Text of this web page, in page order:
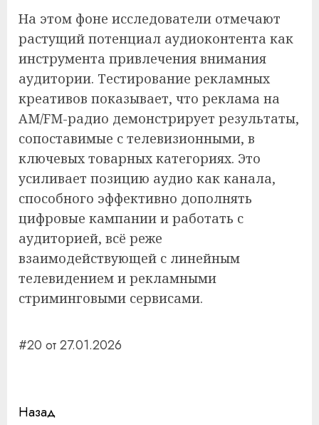
На этом фоне исследователи отмечают
растущий потенциал аудиоконтента как
инструмента привлечения внимания
аудитории. Тестирование рекламных
креативов показывает, что реклама на
AM/FM-радио демонстрирует результаты,
сопоставимые с телевизионными, в
ключевых товарных категориях. Это
усиливает позицию аудио как канала,
способного эффективно дополнять
цифровые кампании и работать с
аудиторией, всё реже
взаимодействующей с линейным
телевидением и рекламными
стриминговыми сервисами.
#20 от 27.01.2026
Навигация
Назад